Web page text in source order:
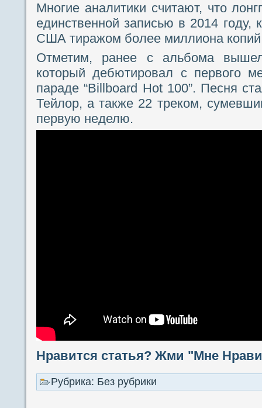
Многие аналитики считают, что
единственной записью в 2014 году,
США тиражом более миллиона
Отметим, ранее с альбома
который дебютировал с первого
параде “Billboard Hot 100”. Песня
Тейлор, а также 22 треком,
первую неделю.
Нравится статья? Жми "Мне
Рубрика: Без рубрики